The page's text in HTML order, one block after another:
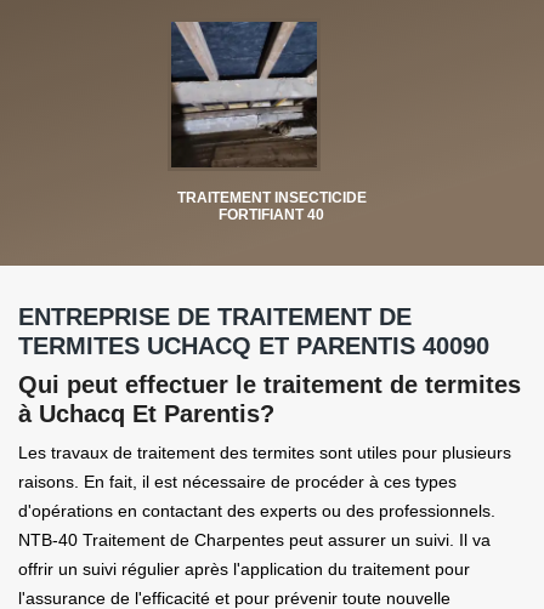
TRAITEMENT INSECTICIDE
FORTIFIANT 40
ENTREPRISE DE TRAITEMENT DE
TERMITES UCHACQ ET PARENTIS 40090
Qui peut effectuer le traitement de termites
à Uchacq Et Parentis?
Les travaux de traitement des termites sont utiles pour plusieurs
raisons. En fait, il est nécessaire de procéder à ces types
d'opérations en contactant des experts ou des professionnels.
NTB-40 Traitement de Charpentes peut assurer un suivi. Il va
offrir un suivi régulier après l'application du traitement pour
l'assurance de l'efficacité et pour prévenir toute nouvelle